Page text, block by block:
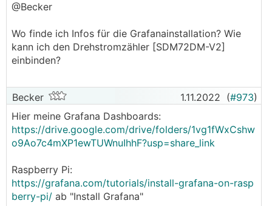
@Becker
Wo finde ich Infos für die Grafanainstallation? Wie
kann ich den Drehstromzähler [SDM72DM-V2]
einbinden?
Becker 1.11.2022 (#973)
Hier meine Grafana Dashboards:
https://drive.google.com/drive/folders/1vg1fWxCshw
o9Ao7c4mXP1ewTUWnuIhhF?usp=share_link
Raspberry Pi:
https://grafana.com/tutorials/install-grafana-on-rasp
berry-pi/ ab "Install Grafana"